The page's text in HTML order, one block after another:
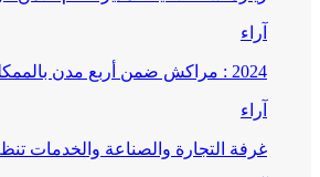
آراء
2024 : مراكش ضمن أربع مدن بالممكلة سجلت مامجموعه 656 قضية تتعلق بغسيل الأموال
آراء
غرفة التجارة والصناعة والخدمات